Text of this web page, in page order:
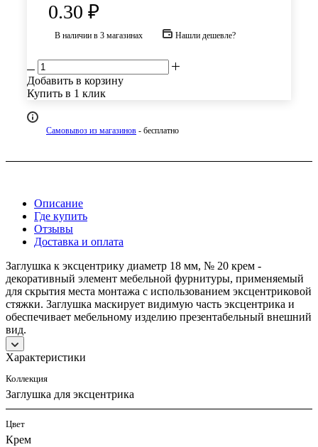
0.30 ₽
В наличии в 3 магазинах Нашли дешевле?
Добавить в корзину
Купить в 1 клик
Самовывоз из магазинов - бесплатно
Описание
Где купить
Отзывы
Доставка и оплата
Заглушка к эксцентрику диаметр 18 мм, № 20 крем -
декоративный элемент мебельной фурнитуры, применяемый
для скрытия места монтажа с использованием эксцентриковой
стяжки. Заглушка маскирует видимую часть эксцентрика и
обеспечивает мебельному изделию презентабельный внешний
вид.
Характеристики
Коллекция
Заглушка для эксцентрика
Цвет
Крем